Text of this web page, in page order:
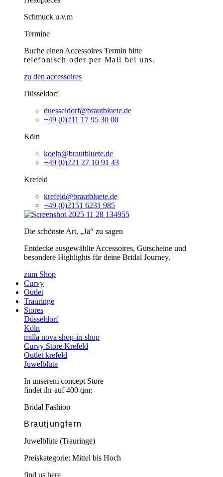
Schmuck u.v.m
Termine
Buche einen Accessoires Termin bitte
telefonischoder per Mail bei uns.
zu den accessoires
Düsseldorf
duesseldorf@brautbluete.de
+49 (0)211 17 95 30 00
Köln
koeln@brautbluete.de
+49 (0)221 27 10 91 43
Krefeld
krefeld@brautbluete.de
+49 (0)2151 6231 985
Die schönste Art, „Ja“ zu sagen
Entdecke ausgewählte Accessoires, Gutscheine und
besondere Highlights für deine Bridal Journey.
zum Shop
Curvy
Outlet
Trauringe
Stores
Düsseldorf
Köln
milla nova shop-in-shop
Curvy Store Krefeld
Outlet krefeld
Juwelblüte
In unserem concept Store
findet ihr auf 400 qm:
Bridal Fashion
Brautjungfern
Juwelblüte (Trauringe)
Preiskategorie: Mittel bis Hoch
find us here